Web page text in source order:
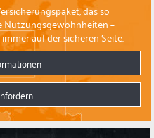
das so
Nutzungsgewohnheiten –
auf der sicheren Seite.